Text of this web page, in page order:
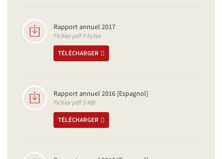
Rapport annuel 2017
Fichier pdf 0 bytes
TÉLÉCHARGER
Rapport annuel 2016 [Espagnol]
Fichier pdf 5 MB
TÉLÉCHARGER